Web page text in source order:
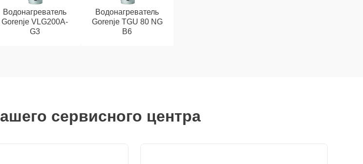
Водонагреватель
Gorenje VLG200A-
G3
Водонагреватель
Gorenje TGU 80 NG
B6
сервисного центра